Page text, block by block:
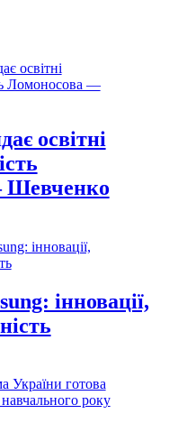
освітні
Шевченко
інновації,